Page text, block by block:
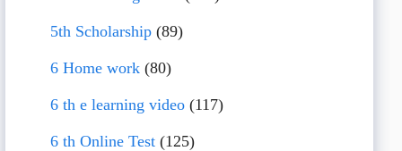
5th Scholarship (89)
6 Home work (80)
6 th e learning video (117)
6 th Online Test (125)